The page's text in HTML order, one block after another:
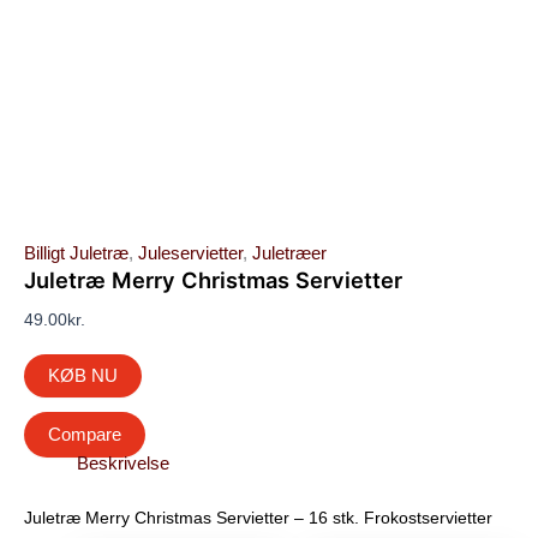
Billigt Juletræ, Juleservietter, Juletræer
Juletræ Merry Christmas Servietter
49.00kr.
KØB NU
Compare
Beskrivelse
Juletræ Merry Christmas Servietter – 16 stk. Frokostservietter